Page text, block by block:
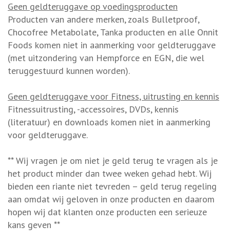
Geen geldteruggave op voedingsproducten
Producten van andere merken, zoals Bulletproof,
Chocofree Metabolate, Tanka producten en alle Onnit
Foods komen niet in aanmerking voor geldteruggave
(met uitzondering van Hempforce en EGN, die wel
teruggestuurd kunnen worden).
Geen geldteruggave voor Fitness, uitrusting en kennis
Fitnessuitrusting, -accessoires, DVDs, kennis
(literatuur) en downloads komen niet in aanmerking
voor geldteruggave.
** Wij vragen je om niet je geld terug te vragen als je
het product minder dan twee weken gehad hebt. Wij
bieden een riante niet tevreden – geld terug regeling
aan omdat wij geloven in onze producten en daarom
hopen wij dat klanten onze producten een serieuze
kans geven **